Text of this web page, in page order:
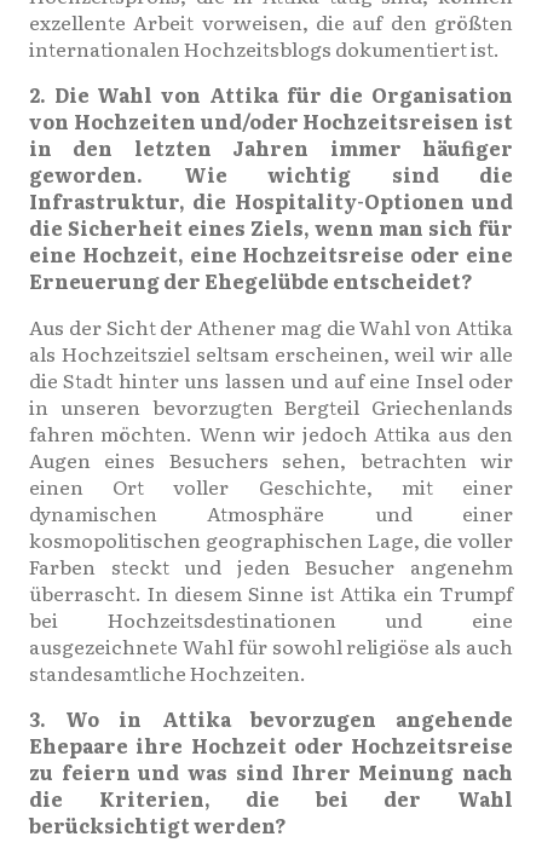
exzellente Arbeit vorweisen, die auf den größten
internationalen Hochzeitsblogs dokumentiert ist.
2. Die Wahl von Attika für die Organisation
von Hochzeiten und/oder Hochzeitsreisen ist
in den letzten Jahren immer häufiger
geworden. Wie wichtig sind die
Infrastruktur, die Hospitality-Optionen und
die Sicherheit eines Ziels, wenn man sich für
eine Hochzeit, eine Hochzeitsreise oder eine
Erneuerung der Ehegelübde entscheidet?
Aus der Sicht der Athener mag die Wahl von Attika
als Hochzeitsziel seltsam erscheinen, weil wir alle
die Stadt hinter uns lassen und auf eine Insel oder
in unseren bevorzugten Bergteil Griechenlands
fahren möchten. Wenn wir jedoch Attika aus den
Augen eines Besuchers sehen, betrachten wir
einen Ort voller Geschichte, mit einer
dynamischen Atmosphäre und einer
kosmopolitischen geographischen Lage, die voller
Farben steckt und jeden Besucher angenehm
überrascht. In diesem Sinne ist Attika ein Trumpf
bei Hochzeitsdestinationen und eine
ausgezeichnete Wahl für sowohl religiöse als auch
standesamtliche Hochzeiten.
3. Wo in Attika bevorzugen angehende
Ehepaare ihre Hochzeit oder Hochzeitsreise
zu feiern und was sind Ihrer Meinung nach
die Kriterien, die bei der Wahl
berücksichtigt werden?